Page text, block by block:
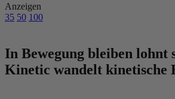
Anzeigen
35 50 100
In Bewegung bleiben lohnt
Kinetic wandelt kinetische